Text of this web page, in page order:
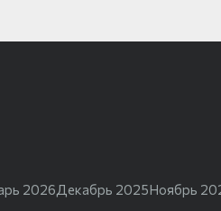
2026 Декабрь 2025Ноябрь